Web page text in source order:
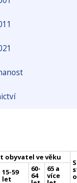
obyvatel ve věku
15-59
let
60-
64
65 a
více